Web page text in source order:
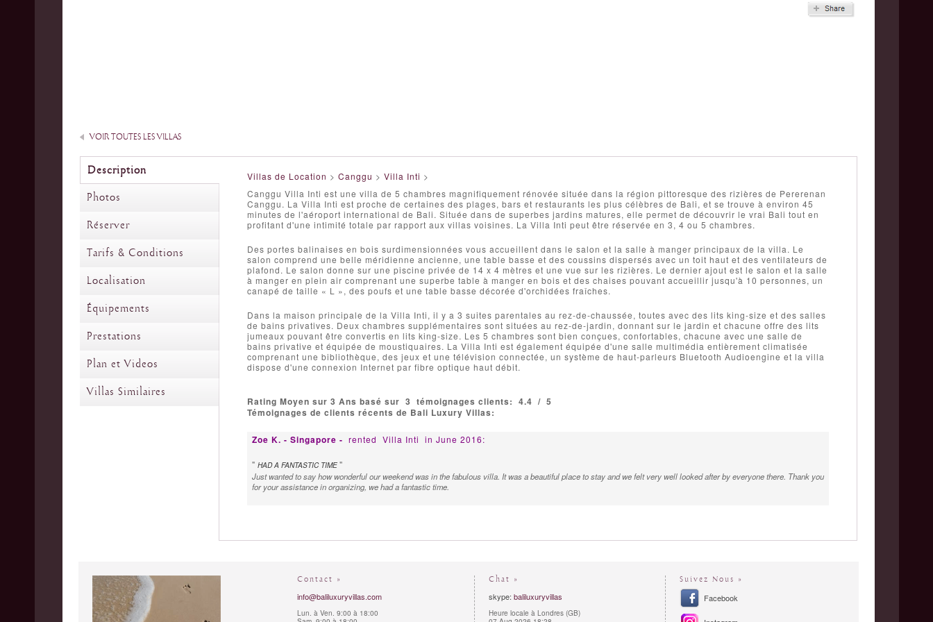
VOIR TOUTES LES VILLAS
Description
Photos
Réserver
Tarifs & Conditions
Localisation
Équipements
Prestations
Plan et Videos
Villas Similaires
Villas de Location > Canggu > Villa Inti >
Canggu Villa Inti est une villa de 5 chambres magnifiquement rénovée située dans la région pittoresque des rizières de Pererenan
Canggu. La Villa Inti est proche de certaines des plages, bars et restaurants les plus célèbres de Bali, et se trouve à environ 45
minutes de l'aéroport international de Bali. Située dans de superbes jardins matures, elle permet de découvrir le vrai Bali tout en
profitant d'une intimité totale par rapport aux villas voisines. La Villa Inti peut être réservée en 3, 4 ou 5 chambres.
Des portes balinaises en bois surdimensionnées vous accueillent dans le salon et la salle à manger principaux de la villa. Le
salon comprend une belle méridienne ancienne, une table basse et des coussins dispersés avec un toit haut et des ventilateurs de
plafond. Le salon donne sur une piscine privée de 14 x 4 mètres et une vue sur les rizières. Le dernier ajout est le salon et la salle
à manger en plein air comprenant une superbe table à manger en bois et des chaises pouvant accueillir jusqu'à 10 personnes, un
canapé de taille « L », des poufs et une table basse décorée d'orchidées fraîches.
Dans la maison principale de la Villa Inti, il y a 3 suites parentales au rez-de-chaussée, toutes avec des lits king-size et des salles
de bains privatives. Deux chambres supplémentaires sont situées au rez-de-jardin, donnant sur le jardin et chacune offre des lits
jumeaux pouvant être convertis en lits king-size. Les 5 chambres sont bien conçues, confortables, chacune avec une salle de
bains privative et équipée de moustiquaires. La Villa Inti est également équipée d'une salle multimédia entièrement climatisée
comprenant une bibliothèque, des jeux et une télévision connectée, un système de haut-parleurs Bluetooth Audioengine et la villa
dispose d'une connexion Internet par fibre optique haut débit.
Rating Moyen sur 3 Ans basé sur 3 témoignages clients: 4.4 / 5
Témoignages de clients récents de Bali Luxury Villas:
Zoe K. - Singapore - rented Villa Inti in June 2016:
" HAD A FANTASTIC TIME "
Just wanted to say how wonderful our weekend was in the fabulous villa. It was a beautiful place to stay and we felt very well looked after by everyone there. Thank you
for your assistance in organizing, we had a fantastic time.
Contact »
info@baliluxuryvillas.com
Lun. à Ven. 9:00 à 18:00
Chat »
skype: baliluxuryvillas
Heure locale à Londres (GB)
Suivez Nous »
Facebook